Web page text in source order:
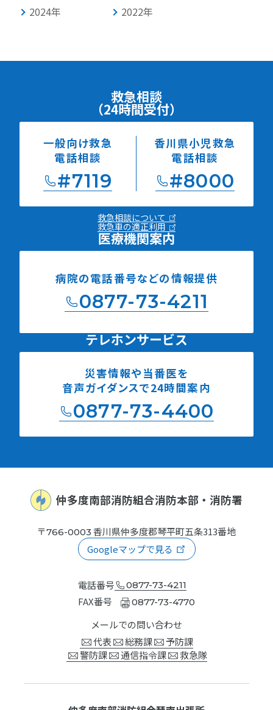
2024年
2022年
救急相談
（24時間受付）
一般向け救急
電話相談
#7119
香川県小児救急
電話相談
#8000
救急相談について
救急車の適正利用
医療機関案内
病院の電話番号などの情報提供
0877-73-4211
テレホンサービス
災害情報や当番医を
音声ガイダンスで24時間案内
0877-73-4400
仲多度南部消防組合消防本部 ・消防署
〒766-0003 香川県仲多度郡琴平町五条313番地
Googleマップで見る
電話番号 0877-73-4211
FAX番号 0877-73-4770
メールでの問い合わせ
代表
総務課
予防課
警防課
通信指令課 救急隊